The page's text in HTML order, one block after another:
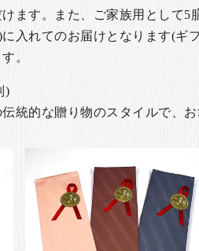
ます。また、ご家族用として5
入れてのお届けとなります(ギ
。
)
統的な贈り物のスタイルで、